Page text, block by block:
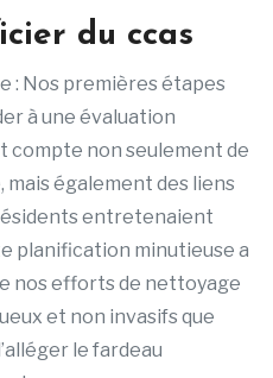
du ccas
: Nos premières étapes
à une évaluation
compte non seulement de
mais également des liens
entretenaient
planification minutieuse a
nos efforts de nettoyage
et non invasifs que
le fardeau